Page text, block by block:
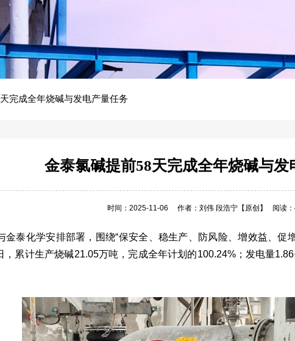
完成全年烧碱与发电产量任务
金泰氯碱提前58天完成全年烧碱与发
时间：2025-11-06 作者：刘伟 段浩宁【原创】 阅读
泰化学安排部署，围绕“保安全、稳生产、防风险、增效益、
累计生产烧碱21.05万吨，完成全年计划的100.24%；发电量